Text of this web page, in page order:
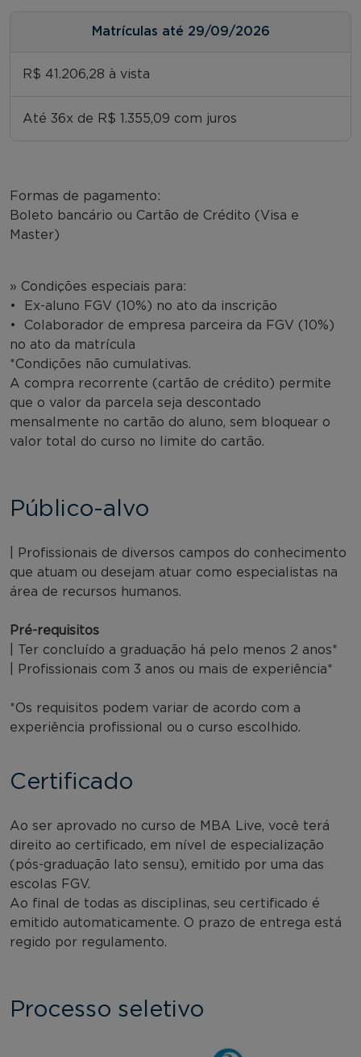
Matrículas até 29/09/2026
R$ 41.206,28 à vista
Até 36x de R$ 1.355,09 com juros
Formas de pagamento:
Boleto bancário ou Cartão de Crédito (Visa e
Master)
» Condições especiais para:
• Ex-aluno FGV (10%) no ato da inscrição
• Colaborador de empresa parceira da FGV (10%)
no ato da matrícula
*Condições não cumulativas.
A compra recorrente (cartão de crédito) permite
que o valor da parcela seja descontado
mensalmente no cartão do aluno, sem bloquear o
valor total do curso no limite do cartão.
Público-alvo
| Profissionais de diversos campos do conhecimento
que atuam ou desejam atuar como especialistas na
área de recursos humanos.
Pré-requisitos
| Ter concluído a graduação há pelo menos 2 anos*
| Profissionais com 3 anos ou mais de experiência*
*Os requisitos podem variar de acordo com a
experiência profissional ou o curso escolhido.
Certificado
Ao ser aprovado no curso de MBA Live, você terá
direito ao certificado, em nível de especialização
(pós-graduação lato sensu), emitido por uma das
escolas FGV.
Ao final de todas as disciplinas, seu certificado é
emitido automaticamente. O prazo de entrega está
regido por regulamento.
Processo seletivo